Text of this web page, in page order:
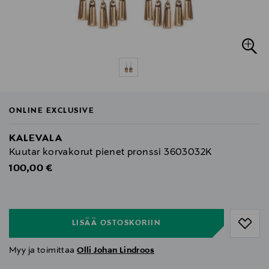
ONLINE EXCLUSIVE
KALEVALA
Kuutar korvakorut pienet pronssi 3603032K
Original Price
100,00 €
LISÄÄ OSTOSKORIIN
Myy ja toimittaaOlli Johan Lindroos